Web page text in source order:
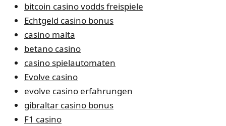
bitcoin casino vodds freispiele
Echtgeld casino bonus
casino malta
betano casino
casino spielautomaten
Evolve casino
evolve casino erfahrungen
gibraltar casino bonus
F1 casino